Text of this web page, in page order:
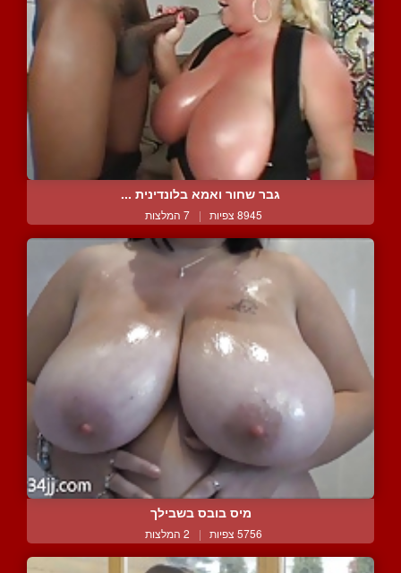
גבר שחור ואמא בלונדינית ...
8945 צפיות | 7 המלצות
מיס בובס בשבילך
5756 צפיות | 2 המלצות